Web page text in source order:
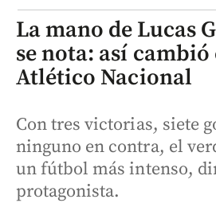
La mano de Lucas
se nota: así cambió
Atlético Nacional
Con tres victorias, siete
ninguno en contra, el
un fútbol más intenso,
protagonista.